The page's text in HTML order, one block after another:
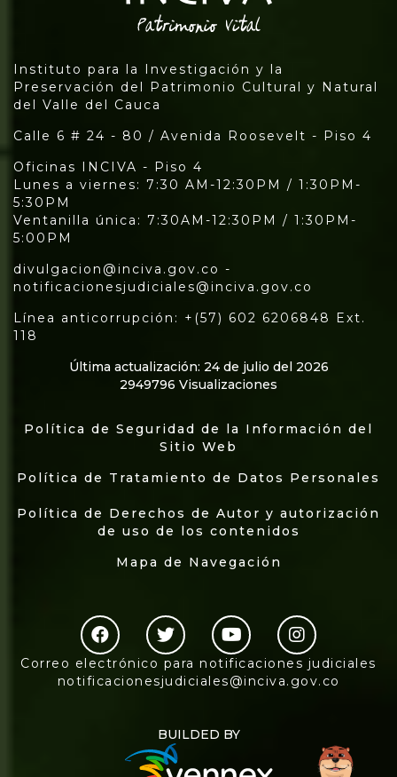
Instituto para la Investigación y la
Preservación del Patrimonio Cultural y Natural
del Valle del Cauca
Calle 6 # 24 - 80 / Avenida Roosevelt - Piso 4
Oficinas INCIVA - Piso 4
Lunes a viernes: 7:30 AM-12:30PM / 1:30PM-
5:30PM
Ventanilla única: 7:30AM-12:30PM / 1:30PM-
5:00PM
divulgacion@inciva.gov.co -
notificacionesjudiciales@inciva.gov.co
Línea anticorrupción: +(57) 602 6206848 Ext.
118
Última actualización: 24 de julio del 2026
2949796 Visualizaciones
Política de Seguridad de la Información del
Sitio Web
Política de Tratamiento de Datos Personales
Política de Derechos de Autor y autorización
de uso de los contenidos
Mapa de Navegación
Correo electrónico para notificaciones judiciales
notificacionesjudiciales@inciva.gov.co
BUILDED BY